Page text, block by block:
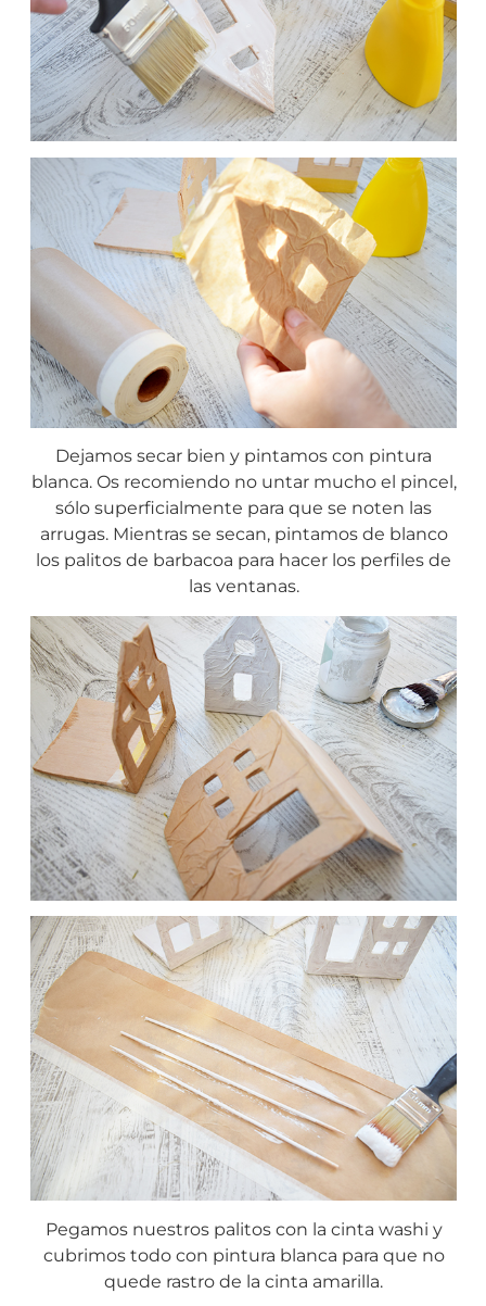
Dejamos secar bien y pintamos con pintura
blanca. Os recomiendo no untar mucho el pincel,
sólo superficialmente para que se noten las
arrugas. Mientras se secan, pintamos de blanco
los palitos de barbacoa para hacer los perfiles de
las ventanas.
Pegamos nuestros palitos con la cinta washi y
cubrimos todo con pintura blanca para que no
quede rastro de la cinta amarilla.